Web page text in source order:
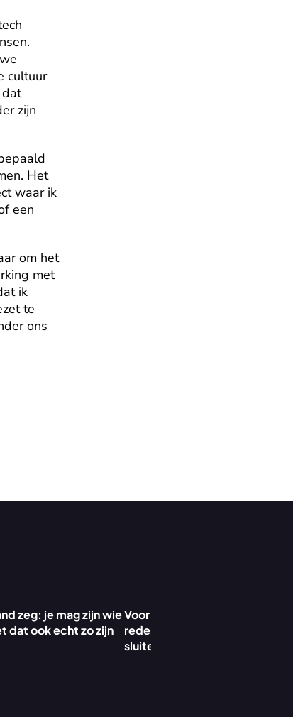
cultuur
dat
zijn
Het
waar ik
een
om het
met
ik
te
ons
zeg: je mag zijn wie
dat ook echt zo zijn
Voor Jurre zijn dit drie
redenen om zich bij Koodin
sluiten